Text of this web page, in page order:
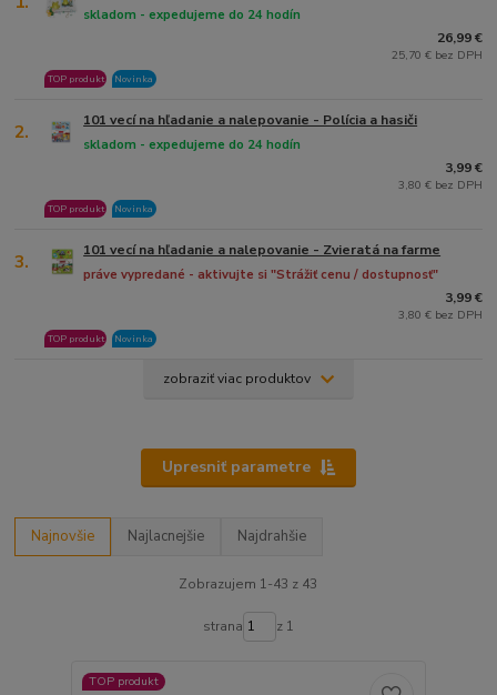
skladom - expedujeme do 24 hodín
TOP produkt Novinka
26,99 €
25,70 € bez DPH
2. 101 vecí na hľadanie a nalepovanie - Polícia a hasiči
skladom - expedujeme do 24 hodín
TOP produkt Novinka
3,99 €
3,80 € bez DPH
3. 101 vecí na hľadanie a nalepovanie - Zvieratá na farme
práve vypredané - aktivujte si "Strážiť cenu / dostupnosť"
TOP produkt Novinka
3,99 €
3,80 € bez DPH
zobraziť viac produktov
Upresniť parametre
Najnovšie Najlacnejšie Najdrahšie
Zobrazujem 1-43 z 43
strana z 1
TOP produkt